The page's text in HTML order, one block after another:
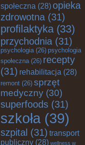
społeczna (28) opieka
zdrowotna (31)
profilaktyka(33)
przychodnia (31)
psychologia(26) psychologia
społeczna(26) recepty
(31) rehabilitacja (28)
remont (26) sprzęt
medyczny (30)
superfoods (31)
szkoła (39)
szpital (31) transport
publiczny (28) wellness w